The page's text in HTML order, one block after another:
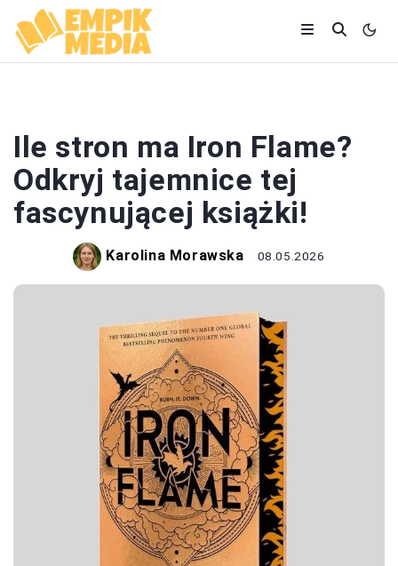
Ile stron ma Iron Flame?
Odkryj tajemnice tej
fascynującej książki!
Karolina Morawska 08.05.2026